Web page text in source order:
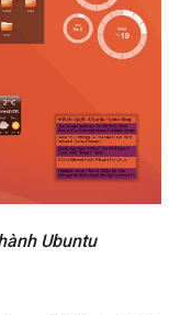
Ubuntu